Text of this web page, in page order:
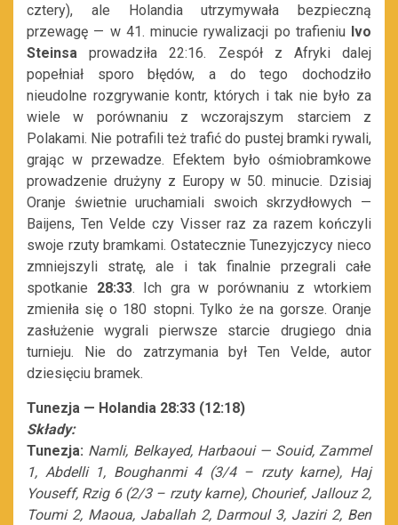
cztery), ale Holandia utrzymywała bezpieczną
przewagę — w 41. minucie rywalizacji po trafieniu Ivo
Steinsa prowadziła 22:16. Zespół z Afryki dalej
popełniał sporo błędów, a do tego dochodziło
nieudolne rozgrywanie kontr, których i tak nie było za
wiele w porównaniu z wczorajszym starciem z
Polakami. Nie potrafili też trafić do pustej bramki rywali,
grając w przewadze. Efektem było ośmiobramkowe
prowadzenie drużyny z Europy w 50. minucie. Dzisiaj
Oranje świetnie uruchamiali swoich skrzydłowych —
Baijens, Ten Velde czy Visser raz za razem kończyli
swoje rzuty bramkami. Ostatecznie Tunezyjczycy nieco
zmniejszyli stratę, ale i tak finalnie przegrali całe
spotkanie 28:33. Ich gra w porównaniu z wtorkiem
zmieniła się o 180 stopni. Tylko że na gorsze. Oranje
zasłużenie wygrali pierwsze starcie drugiego dnia
turnieju. Nie do zatrzymania był Ten Velde, autor
dziesięciu bramek.
Tunezja — Holandia 28:33 (12:18)
Składy:
Tunezja: Namli, Belkayed, Harbaoui — Souid, Zammel
1, Abdelli 1, Boughanmi 4 (3/4 – rzuty karne), Haj
Youseff, Rzig 6 (2/3 – rzuty karne), Chourief, Jallouz 2,
Toumi 2, Maoua, Jaballah 2, Darmoul 3, Jaziri 2, Ben